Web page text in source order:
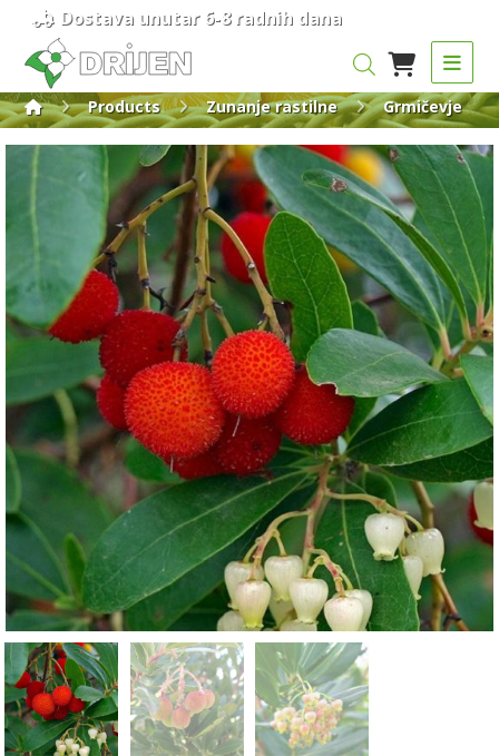
Dostava unutar 6-8 radnih dana
Products Zunanje rastilne Grmičevje